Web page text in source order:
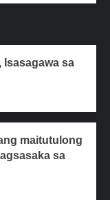
Isasagawa sa
maitutulong
sa